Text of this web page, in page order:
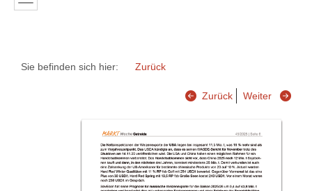
Sie befinden sich hier: Zurück
Zurück Weiter